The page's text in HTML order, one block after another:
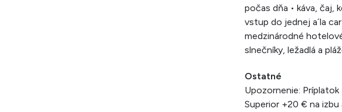
počas dňa • káva, čaj,
vstup do jednej a´la
medzinárodné
slnečníky, ležadlá a
Ostatné
Upozornenie:
Superior +20 € na